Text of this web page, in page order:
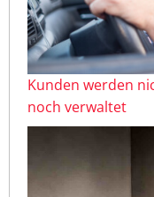
Kunden werden
noch verwaltet